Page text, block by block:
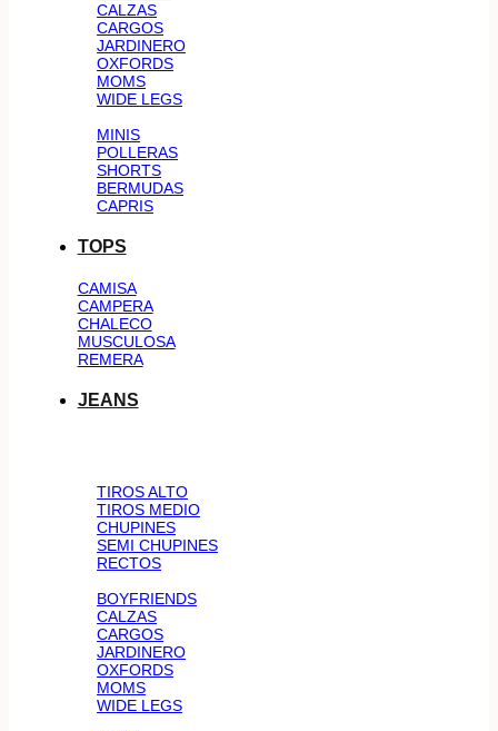
CALZAS
CARGOS
JARDINERO
OXFORDS
MOMS
WIDE LEGS
MINIS
POLLERAS
SHORTS
BERMUDAS
CAPRIS
TOPS
CAMISA
CAMPERA
CHALECO
MUSCULOSA
REMERA
JEANS
TIROS ALTO
TIROS MEDIO
CHUPINES
SEMI CHUPINES
RECTOS
BOYFRIENDS
CALZAS
CARGOS
JARDINERO
OXFORDS
MOMS
WIDE LEGS